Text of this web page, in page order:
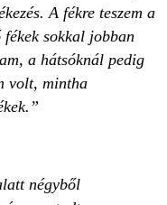
A fékre teszem a
sokkal jobban
a hátsóknál pedig
volt, mintha
négyből